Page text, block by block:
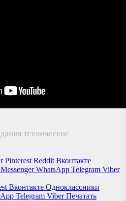
технические
Pinterest Reddit Вконтакте
Messenger WhatsApp Telegram Viber
Вконтакте Одноклассники
Telegram Viber Печатать